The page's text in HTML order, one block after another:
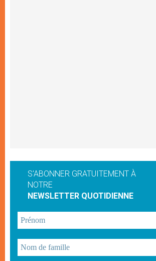
S'ABONNER GRATUITEMENT À
NOTRE
NEWSLETTER QUOTIDIENNE